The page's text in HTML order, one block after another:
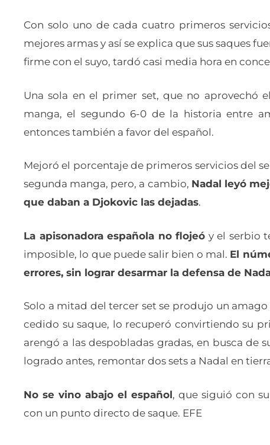
Con solo uno de cada cuatro primeros
mejores armas y así se explica que sus saques
firme con el suyo, tardó casi media hora en
Una sola en el primer set, que no aprovechó
manga, el segundo 6-0 de la historia entre
entonces también a favor del español.
Mejoró el porcentaje de primeros servicios del
segunda manga, pero, a cambio, Nadal leyó
que daban a Djokovic las dejadas.
La apisonadora española no flojeó y el serbio
imposible, lo que puede salir bien o mal. El
errores, sin lograr desarmar la defensa de
Solo a mitad del tercer set se produjo un
cedido su saque, lo recuperó convirtiendo su
arengó a las despobladas gradas, en busca de
logrado antes, remontar dos sets a Nadal en
No se vino abajo el español, que siguió con
con un punto directo de saque. EFE